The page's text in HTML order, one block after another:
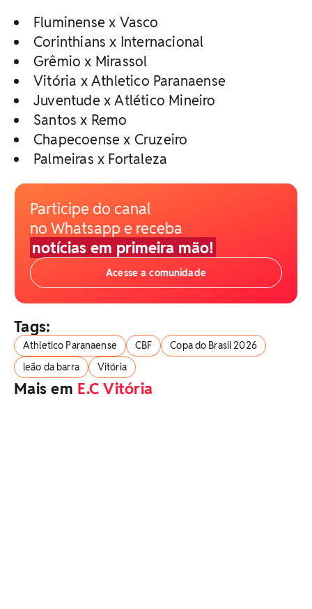
Fluminense x Vasco
Corinthians x Internacional
Grêmio x Mirassol
Vitória x Athletico Paranaense
Juventude x Atlético Mineiro
Santos x Remo
Chapecoense x Cruzeiro
Palmeiras x Fortaleza
Participe do canal
no Whatsapp e receba
notícias em primeira mão!
Acesse a comunidade
Tags:
Athletico Paranaense CBF
Copa do Brasil 2026
leão da barra
Vitória
Mais em E.C Vitória